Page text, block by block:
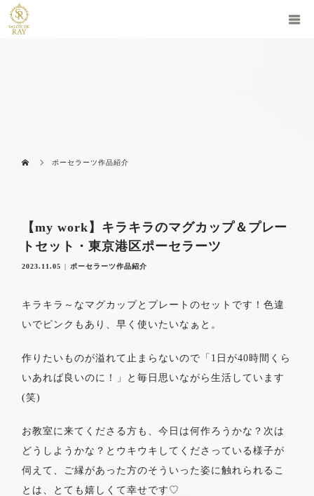
ポーセラーツ作品紹介
【my work】キラキラのマグカップ＆プレー
トセット・東京港区ポーセラーツ
2023.11.05 ポーセラーツ作品紹介
キラキラ～なマグカップとプレートのセットです！色違
いでピンクもあり、早く使いたいなぁと。
作りたいものが溢れて止まらないので「1日が40時間くら
いあれば良いのに！」と毎日思いながら生活しています
(笑)
お教室に来てくださる方も、今日は何作ろうかな？次は
どうしようかな？とウキウキしてくださっている様子が
伺えて、ご縁があった方のそういった姿に触れられるこ
とは、とても嬉しくて幸せです♡